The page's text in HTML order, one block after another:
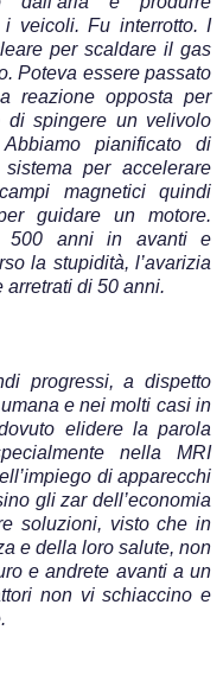
i veicoli. Fu interrotto. I
per scaldare il gas
Poteva essere passato
reazione opposta per
di spingere un velivolo
pianificato di
per accelerare
magnetici quindi
guidare un motore.
500 anni in avanti e
la stupidità, l’avarizia
arretrati di 50 anni.
progressi, a dispetto
e nei molti casi in
elidere la parola
nella MRI
di apparecchi
gli zar dell’economia
soluzioni, visto che in
e della loro salute, non
e andrete avanti a un
non vi schiaccino e